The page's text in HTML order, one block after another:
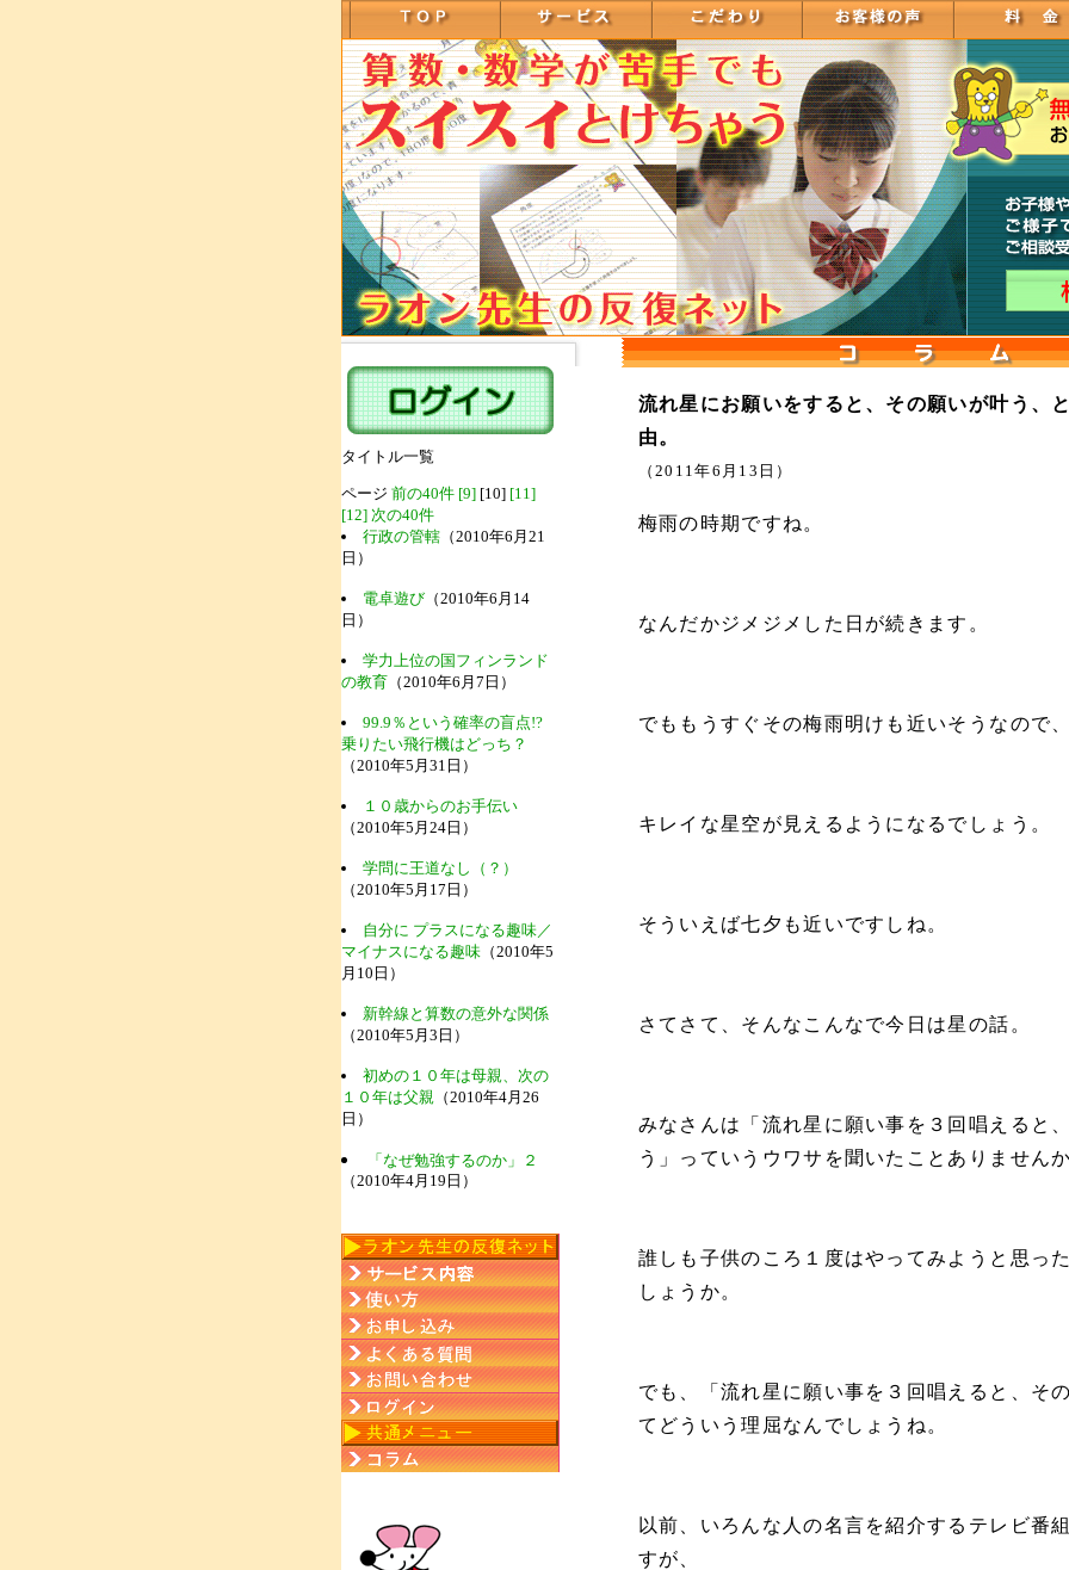
タイトル一覧
ページ 前の40件 [9][10] [11]
[12] 次の40件
行政の管轄（2010年6月21
日）
電卓遊び（2010年6月14
日）
学力上位の国フィンランド
の教育（2010年6月7日）
99.9％という確率の盲点!?
乗りたい飛行機はどっち？
（2010年5月31日）
１０歳からのお手伝い
（2010年5月24日）
学問に王道なし（？）
（2010年5月17日）
自分に プラスになる趣味／
マイナスになる趣味（2010年5
月10日）
新幹線と算数の意外な関係
（2010年5月3日）
初めの１０年は母親、次の
１０年は父親（2010年4月26
日）
「なぜ勉強するのか」２
（2010年4月19日）
流れ星にお願いをすると、その願いが叶う、
由。
（2011年6月13日）
梅雨の時期ですね。
なんだかジメジメした日が続きます。
でももうすぐその梅雨明けも近いそうなので
キレイな星空が見えるようになるでしょう。
そういえば七夕も近いですしね。
さてさて、そんなこんなで今日は星の話。
みなさんは「流れ星に願い事を３回唱えると
う」っていうウワサを聞いたことありません
誰しも子供のころ１度はやってみようと思っ
しょうか。
でも、「流れ星に願い事を３回唱えると、そ
てどういう理屈なんでしょうね。
以前、いろんな人の名言を紹介するテレビ番
すが、